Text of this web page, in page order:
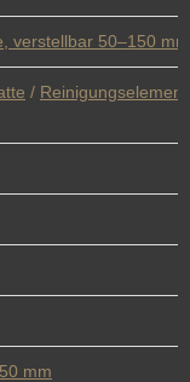
verstellbar 50–150 mm
/ Reinigungselement
mm